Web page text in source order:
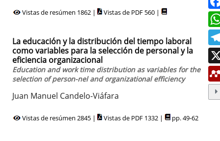
Vistas de resúmen 1862 | Vistas de PDF 560 |
La educación y la distribución del tiempo laboral
como variables para la selección de personal y la
eficiencia organizacional
Education and work time distribution as variables for the
selection of person-nel and organizational efficiency
Juan Manuel Candelo-Viáfara
Vistas de resúmen 2845 | Vistas de PDF 1332 | pp. 49-62